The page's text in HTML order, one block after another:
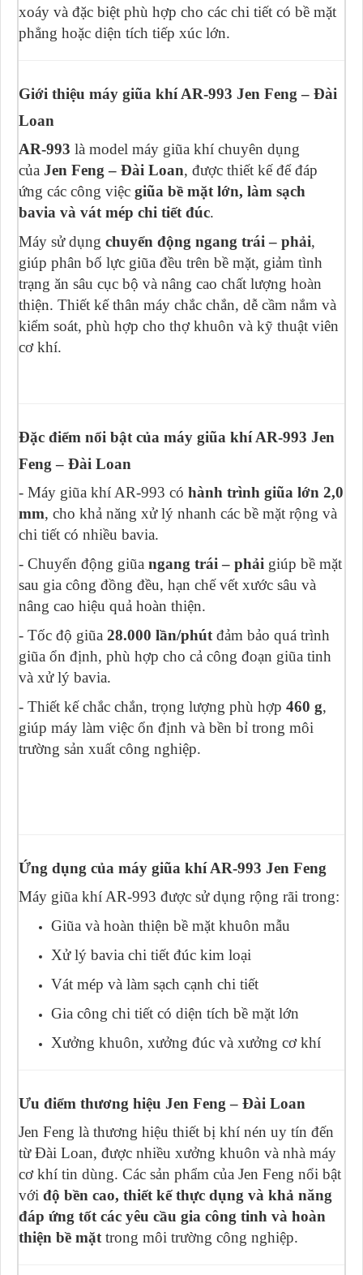
xoáy và đặc biệt phù hợp cho các chi tiết có bề mặt
phẳng hoặc diện tích tiếp xúc lớn.
Giới thiệu máy giũa khí AR-993 Jen Feng – Đài
Loan
AR-993 là model máy giũa khí chuyên dụng
của Jen Feng – Đài Loan, được thiết kế để đáp
ứng các công việc giũa bề mặt lớn, làm sạch
bavia và vát mép chi tiết đúc.
Máy sử dụng chuyển động ngang trái – phải,
giúp phân bố lực giũa đều trên bề mặt, giảm tình
trạng ăn sâu cục bộ và nâng cao chất lượng hoàn
thiện. Thiết kế thân máy chắc chắn, dễ cầm nắm và
kiểm soát, phù hợp cho thợ khuôn và kỹ thuật viên
cơ khí.
Đặc điểm nổi bật của máy giũa khí AR-993 Jen
Feng – Đài Loan
- Máy giũa khí AR-993 có hành trình giũa lớn 2,0
mm, cho khả năng xử lý nhanh các bề mặt rộng và
chi tiết có nhiều bavia.
- Chuyển động giũa ngang trái – phải giúp bề mặt
sau gia công đồng đều, hạn chế vết xước sâu và
nâng cao hiệu quả hoàn thiện.
- Tốc độ giũa 28.000 lần/phút đảm bảo quá trình
giũa ổn định, phù hợp cho cả công đoạn giũa tinh
và xử lý bavia.
- Thiết kế chắc chắn, trọng lượng phù hợp 460 g,
giúp máy làm việc ổn định và bền bỉ trong môi
trường sản xuất công nghiệp.
Ứng dụng của máy giũa khí AR-993 Jen Feng
Máy giũa khí AR-993 được sử dụng rộng rãi trong:
Giũa và hoàn thiện bề mặt khuôn mẫu
Xử lý bavia chi tiết đúc kim loại
Vát mép và làm sạch cạnh chi tiết
Gia công chi tiết có diện tích bề mặt lớn
Xưởng khuôn, xưởng đúc và xưởng cơ khí
Ưu điểm thương hiệu Jen Feng – Đài Loan
Jen Feng là thương hiệu thiết bị khí nén uy tín đến
từ Đài Loan, được nhiều xưởng khuôn và nhà máy
cơ khí tin dùng. Các sản phẩm của Jen Feng nổi bật
với độ bền cao, thiết kế thực dụng và khả năng
đáp ứng tốt các yêu cầu gia công tinh và hoàn
thiện bề mặt trong môi trường công nghiệp.